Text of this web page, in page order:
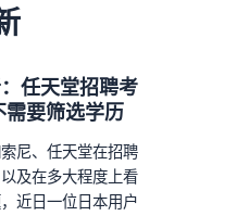
任天堂招聘考
要筛选学历
尼、任天堂在招聘
及在多大程度上看
近日一位日本用户